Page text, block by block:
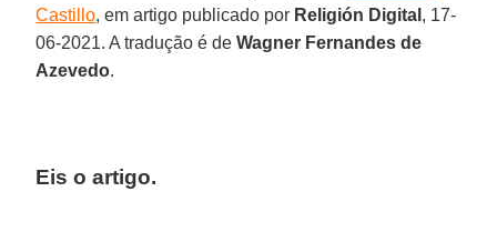
Castillo, em artigo publicado por Religión Digital , 17-
06-2021. A tradução é deWagner Fernandes de
Azevedo.
Eis o artigo.